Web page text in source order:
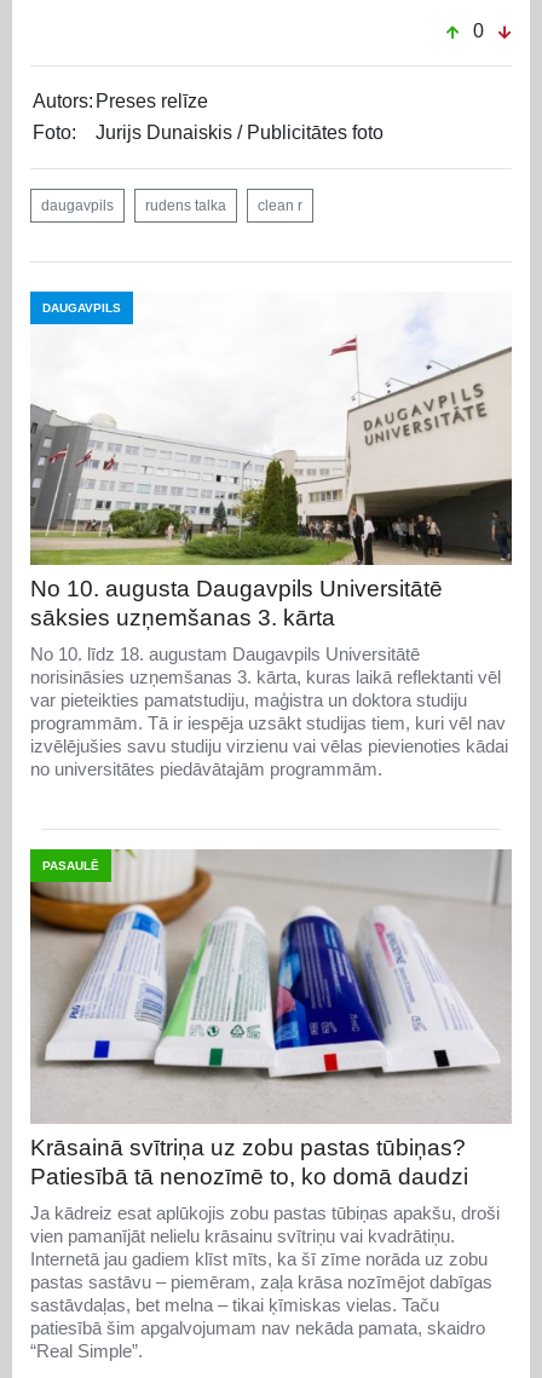
0
Autors: Preses relīze
Foto:
Jurijs Dunaiskis / Publicitātes foto
daugavpils rudens talka clean r
DAUGAVPILS
No 10. augusta Daugavpils Universitātē
sāksies uzņemšanas 3. kārta
No 10. līdz 18. augustam Daugavpils Universitātē
norisināsies uzņemšanas 3. kārta, kuras laikā reflektanti vēl
var pieteikties pamatstudiju, maģistra un doktora studiju
programmām. Tā ir iespēja uzsākt studijas tiem, kuri vēl nav
izvēlējušies savu studiju virzienu vai vēlas pievienoties kādai
no universitātes piedāvātajām programmām.
PASAULĒ
Krāsainā svītriņa uz zobu pastas tūbiņas?
Patiesībā tā nenozīmē to, ko domā daudzi
Ja kādreiz esat aplūkojis zobu pastas tūbiņas apakšu, droši
vien pamanījāt nelielu krāsainu svītriņu vai kvadrātiņu.
Internetā jau gadiem klīst mīts, ka šī zīme norāda uz zobu
pastas sastāvu – piemēram, zaļa krāsa nozīmējot dabīgas
sastāvdaļas, bet melna – tikai ķīmiskas vielas. Taču
patiesībā šim apgalvojumam nav nekāda pamata, skaidro
“Real Simple”.